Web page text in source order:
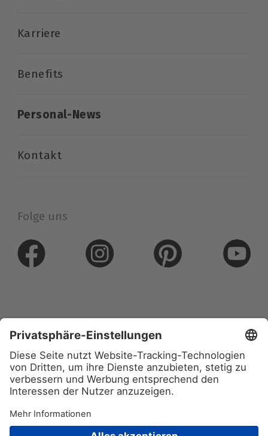
Karriere
Benefits
Personal-News
Kontakt
Folge uns
Arnulf Betzold GmbH
Ferdinand-Porsche-Str. 6
Datenschutz
Impressum